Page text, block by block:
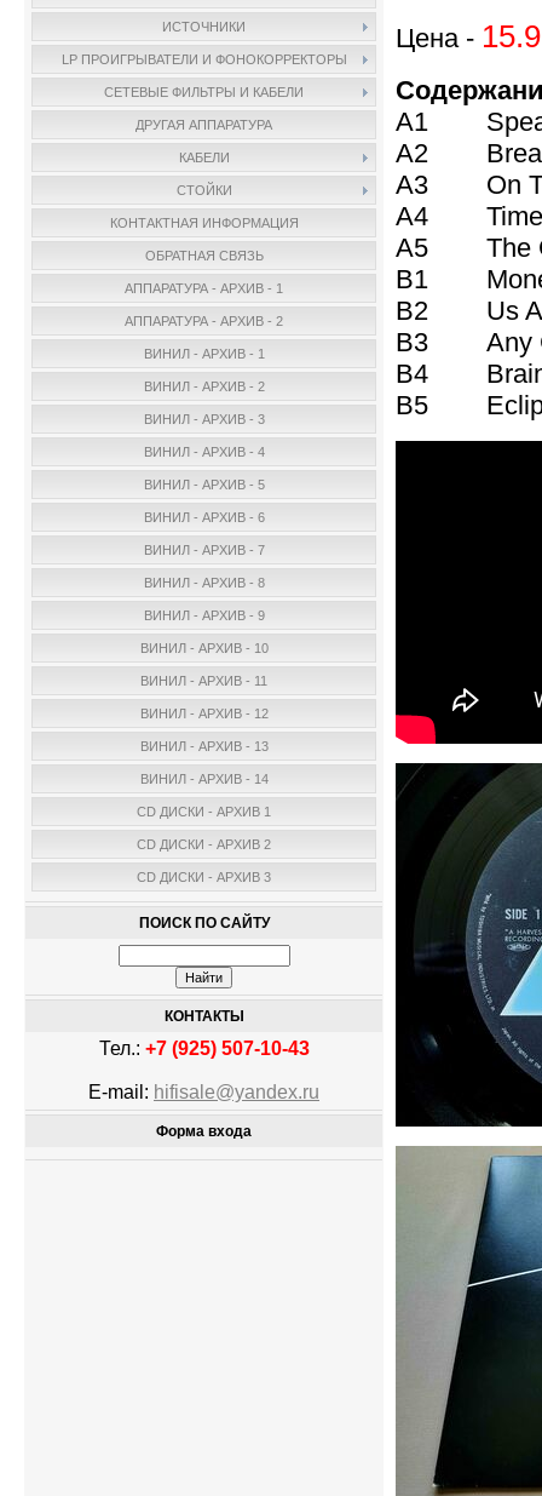
ИСТОЧНИКИ
LP ПРОИГРЫВАТЕЛИ И ФОНОКОРРЕКТОРЫ
СЕТЕВЫЕ ФИЛЬТРЫ И КАБЕЛИ
ДРУГАЯ АППАРАТУРА
КАБЕЛИ
СТОЙКИ
КОНТАКТНАЯ ИНФОРМАЦИЯ
ОБРАТНАЯ СВЯЗЬ
АППАРАТУРА - АРХИВ - 1
АППАРАТУРА - АРХИВ - 2
ВИНИЛ - АРХИВ - 1
ВИНИЛ - АРХИВ - 2
ВИНИЛ - АРХИВ - 3
ВИНИЛ - АРХИВ - 4
ВИНИЛ - АРХИВ - 5
ВИНИЛ - АРХИВ - 6
ВИНИЛ - АРХИВ - 7
ВИНИЛ - АРХИВ - 8
ВИНИЛ - АРХИВ - 9
ВИНИЛ - АРХИВ - 10
ВИНИЛ - АРХИВ - 11
ВИНИЛ - АРХИВ - 12
ВИНИЛ - АРХИВ - 13
ВИНИЛ - АРХИВ - 14
CD ДИСКИ - АРХИВ 1
CD ДИСКИ - АРХИВ 2
CD ДИСКИ - АРХИВ 3
ПОИСК ПО САЙТУ
КОНТАКТЫ
Тел.: +7 (925) 507-10-43
E-mail: hifisale@yandex.ru
Форма входа
Цена -
A1 Speak
A2
A3 On
A4 Time
A5 The
B1
B2 Us
B3 Any
B4 Brain
B5